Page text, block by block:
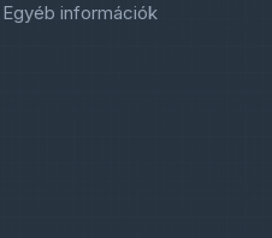
Egyéb információk